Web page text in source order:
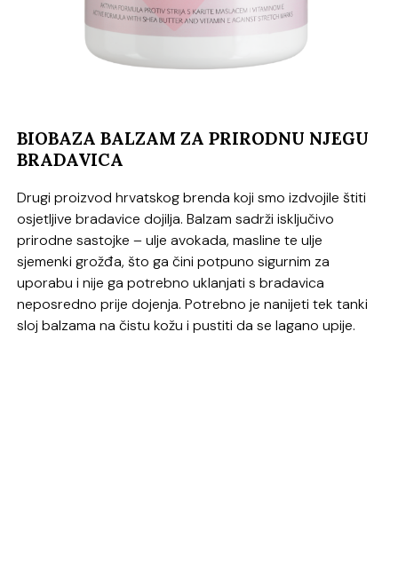
BIOBAZA BALZAM ZA PRIRODNU NJEGU
BRADAVICA
Drugi proizvod hrvatskog brenda koji smo izdvojile štiti
osjetljive bradavice dojilja. Balzam sadrži isključivo
prirodne sastojke – ulje avokada, masline te ulje
sjemenki grožđa, što ga čini potpuno sigurnim za
uporabu i nije ga potrebno uklanjati s bradavica
neposredno prije dojenja. Potrebno je nanijeti tek tanki
sloj balzama na čistu kožu i pustiti da se lagano upije.